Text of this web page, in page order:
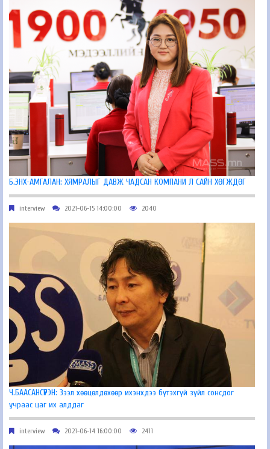
Б.ЭНХ-АМГАЛАН: ХЯМРАЛЫГ ДАВЖ ЧАДСАН КОМПАНИ Л САЙН ХӨГЖДӨГ
interview 2021-06-15 14:00:00 2040
Ч.БААСАНСҮРЭН: Зээл хөөцөлдөхөөр ихэнхдээ бүтэхгүй зүйл сонсдог
учраас цаг их алддаг
interview 2021-06-14 16:00:00 2411